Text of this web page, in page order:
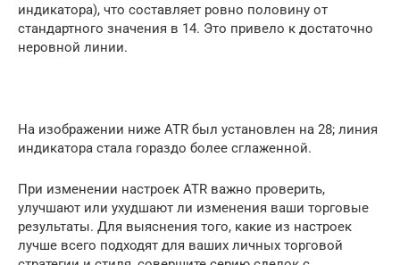
индикатора), что составляет ровно половину от
стандартного значения в 14. Это привело к достаточно
неровной линии.
На изображении ниже ATR был установлен на 28; линия
индикатора стала гораздо более сглаженной.
При изменении настроек ATR важно проверить,
улучшают или ухудшают ли изменения ваши торговые
результаты. Для выяснения того, какие из настроек
лучше всего подходят для ваших личных торговой